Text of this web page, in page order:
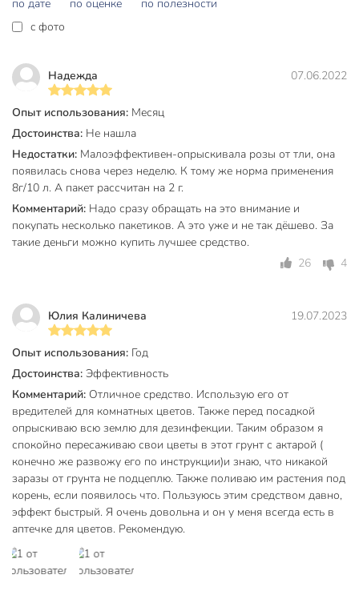
Способ обработки
Класс опасности
Срок годности, мес
Вес в упаковке
10 г
Габариты упаковки
по дате
по оценке
по полезности
c фото
Надежда 07.06.2022
Опыт использования: Месяц
Достоинства: Не нашла
Недостатки: Малоэффективен-опрыскивала розы от тли, она
появилась снова через неделю. К тому же норма применения
8г/10 л. А пакет рассчитан на 2 г.
Комментарий: Надо сразу обращать на это внимание и
покупать несколько пакетиков. А это уже и не так дёшево. За
такие деньги можно купить лучшее средство.
26
4
Юлия Калиничева 19.07.2023
Опыт использования: Год
Достоинства: Эффективность
Комментарий: Отличное средство. Использую его от
вредителей для комнатных цветов. Также перед посадкой
опрыскиваю всю землю для дезинфекции. Таким образом я
спокойно пересаживаю свои цветы в этот грунт с актарой (
конечно же развожу его по инструкции)и знаю, что никакой
заразы от грунта не подцеплю. Также поливаю им растения под
корень, если появилось что. Пользуюсь этим средством давно,
эффект быстрый. Я очень довольна и он у меня всегда есть в
аптечке для цветов. Рекомендую.